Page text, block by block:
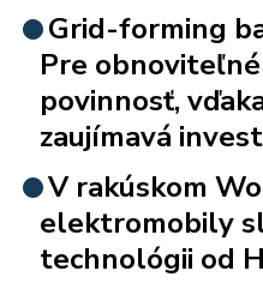
Grid-forming
Pre
povinnosť,
zaujímavá
V rakúskom
elektromobily
technológii od